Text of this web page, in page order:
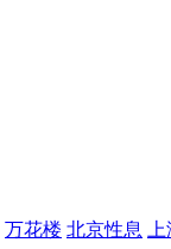
万花楼 北京性息